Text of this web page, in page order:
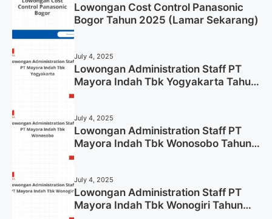
Lowongan Cost Control Panasonic
Bogor Tahun 2025 (Lamar Sekarang)
July 4, 2025
Lowongan Administration Staff PT
Mayora Indah Tbk Yogyakarta Tahun
July 4, 2025
Lowongan Administration Staff PT
Mayora Indah Tbk Wonosobo Tahun
July 4, 2025
Lowongan Administration Staff PT
Mayora Indah Tbk Wonogiri Tahun